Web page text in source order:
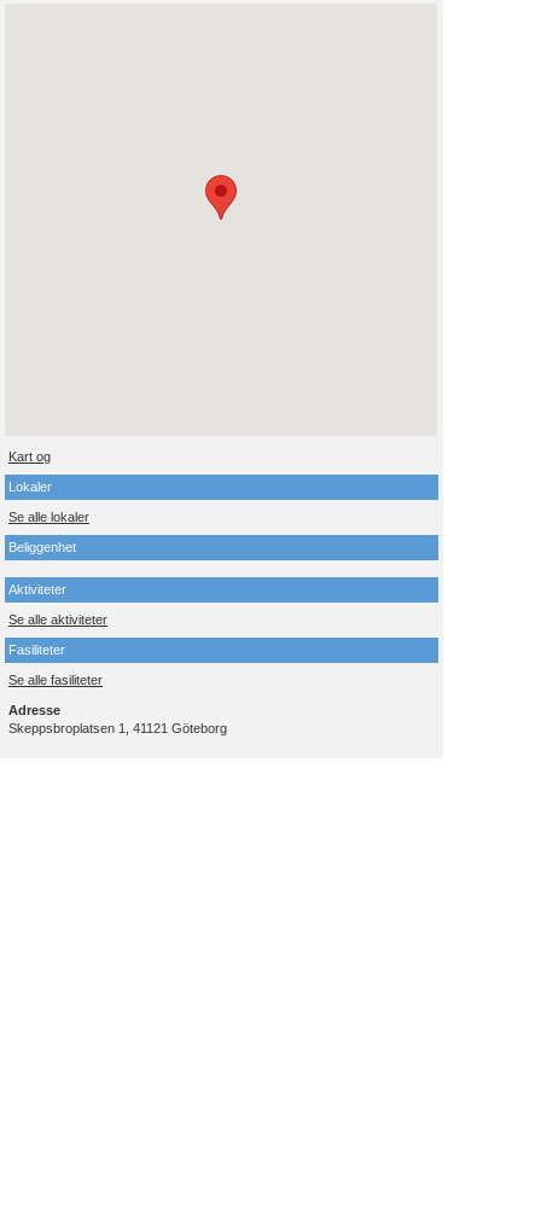
Kart og
Lokaler
Se alle lokaler
Beliggenhet
Aktiviteter
Se alle aktiviteter
Fasiliteter
Se alle fasiliteter
Adresse
Skeppsbroplatsen 1, 41121 Göteborg